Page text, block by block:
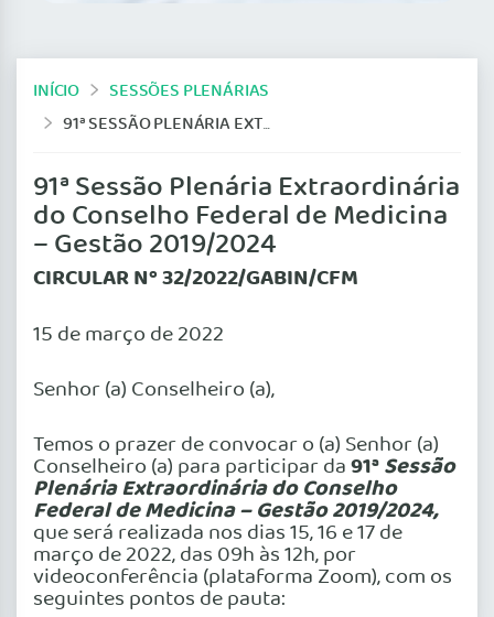
INÍCIO
SESSÕES PLENÁRIAS
91ª SESSÃO PLENÁRIA EXTRAORDINÁRIA DO CONSELHO FEDERAL DE MEDICINA – GESTÃO 2019/2024
91ª Sessão Plenária Extraordinária
do Conselho Federal de Medicina
– Gestão 2019/2024
CIRCULAR Nº 32/2022/GABIN/CFM
15 de março de 2022
Senhor (a) Conselheiro (a),
Temos o prazer de convocar o (a) Senhor (a)
Conselheiro (a) para participar da91ªSessão
Plenária Extraordinária do Conselho
Federal de Medicina – Gestão 2019/2024,
que será realizada nos dias 15, 16 e 17 de
março de 2022, das 09h às 12h, por
videoconferência (plataforma Zoom), com os
seguintes pontos de pauta: